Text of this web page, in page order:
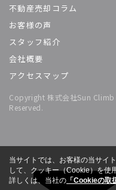
不動産売却コラム
お客様の声
スタッフ紹介
会社概要
アクセスマップ
Copyright 株式会社Sun
Reserved.
当サイトでは、お客様の当サイ
して、クッキー（Cookie）を使
詳しくは、当社の 「Cookieの取